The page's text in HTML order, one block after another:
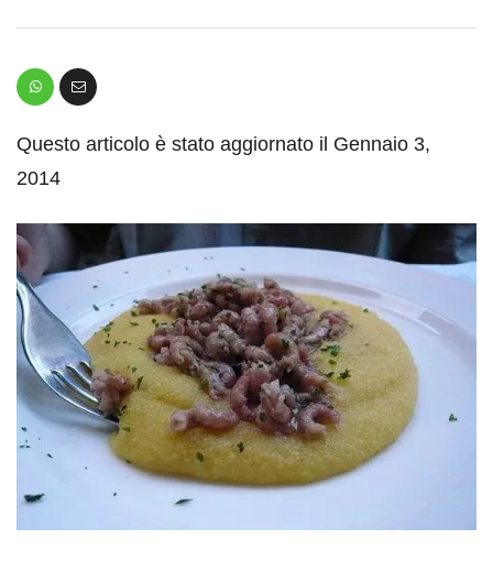
Questo articolo è stato aggiornato il Gennaio 3,
2014